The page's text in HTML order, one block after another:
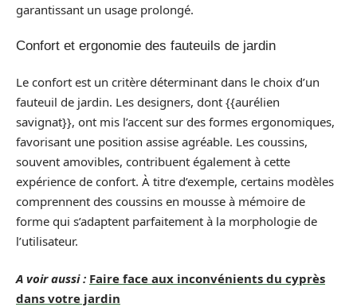
garantissant un usage prolongé.
Confort et ergonomie des fauteuils de jardin
Le confort est un critère déterminant dans le choix d’un
fauteuil de jardin. Les designers, dont {{aurélien
savignat}}, ont mis l’accent sur des formes ergonomiques,
favorisant une position assise agréable. Les coussins,
souvent amovibles, contribuent également à cette
expérience de confort. À titre d’exemple, certains modèles
comprennent des coussins en mousse à mémoire de
forme qui s’adaptent parfaitement à la morphologie de
l’utilisateur.
A voir aussi : Faire face aux inconvénients du cyprès
dans votre jardin